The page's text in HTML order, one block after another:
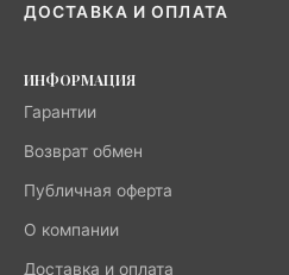
ДОСТАВКА И ОПЛАТА
ИНФОРМАЦИЯ
Гарантии
Возврат обмен
Публичная оферта
О компании
Доставка и оплата